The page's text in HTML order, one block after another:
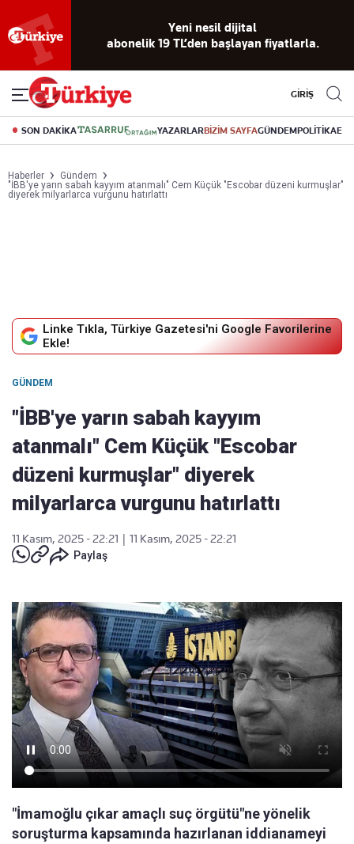
okuma
deneyimi
dijital arşiv
Akıllı haber
asistanı
Eski gazeteleri
indirme
canlı soru
cevap
GİRİŞ
SON DAKİKA YAZARLARBİZİM SAYFAGÜNDEMPOLİTİKA
Haberler
Gündem
"İBB'ye yarın sabah kayyım atanmalı" Cem Küçük "Escobar düzeni kurmuşlar"
diyerek milyarlarca vurgunu hatırlattı
Linke Tıkla, Türkiye Gazetesi'ni Google Favorilerine
Ekle!
GÜNDEM
"İBB'ye yarın sabah kayyım
atanmalı" Cem Küçük "Escobar
düzeni kurmuşlar" diyerek
milyarlarca vurgunu hatırlattı
11 Kasım, 2025 - 22:21
11 Kasım, 2025 - 22:21
Paylaş
"İmamoğlu çıkar amaçlı suç örgütü"ne yönelik
soruşturma kapsamında hazırlanan iddianameyi